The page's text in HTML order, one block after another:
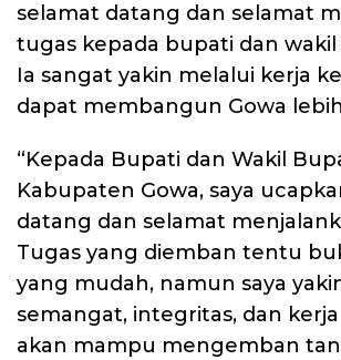
selamat datang dan selamat
tugas kepada bupati dan
Ia sangat yakin melalui kerja
dapat membangun Gowa
“Kepada Bupati dan Wakil
Kabupaten Gowa, saya
datang dan selamat
Tugas yang diemban tentu
yang mudah, namun saya
semangat, integritas, dan kerja
akan mampu mengemban